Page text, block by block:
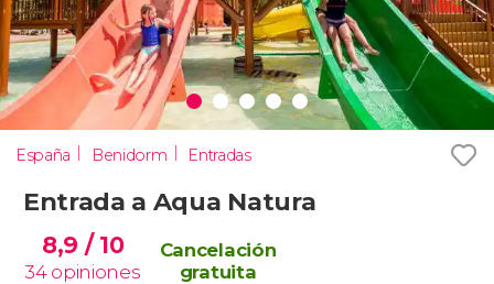
España Benidorm Entradas
Entrada a Aqua Natura
8,9 / 10
34 opiniones
Cancelación
gratuita